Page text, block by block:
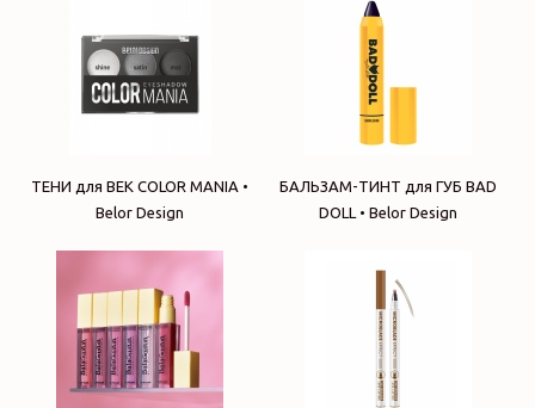
ТЕНИ для ВЕК COLOR MANIA •
Belor Design
БАЛЬЗАМ-ТИНТ для ГУБ BAD
DOLL • Belor Design